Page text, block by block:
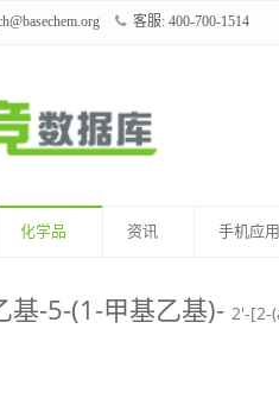
客服: 400-700-1514
化学品 资讯 手机应用
基-5-(1-甲基乙基)- 2'-[2-